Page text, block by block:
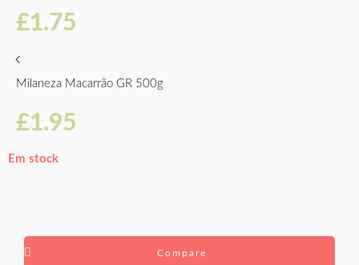
£1.75
Milaneza Macarrão GR 500g
£1.95
Em stock
Compare